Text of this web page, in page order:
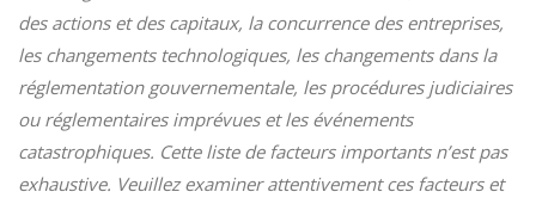
des actions et des capitaux, la concurrence des entreprises,
les changements technologiques, les changements dans la
réglementation gouvernementale, les procédures judiciaires
ou réglementaires imprévues et les événements
catastrophiques. Cette liste de facteurs importants n’est pas
exhaustive. Veuillez examiner attentivement ces facteurs et